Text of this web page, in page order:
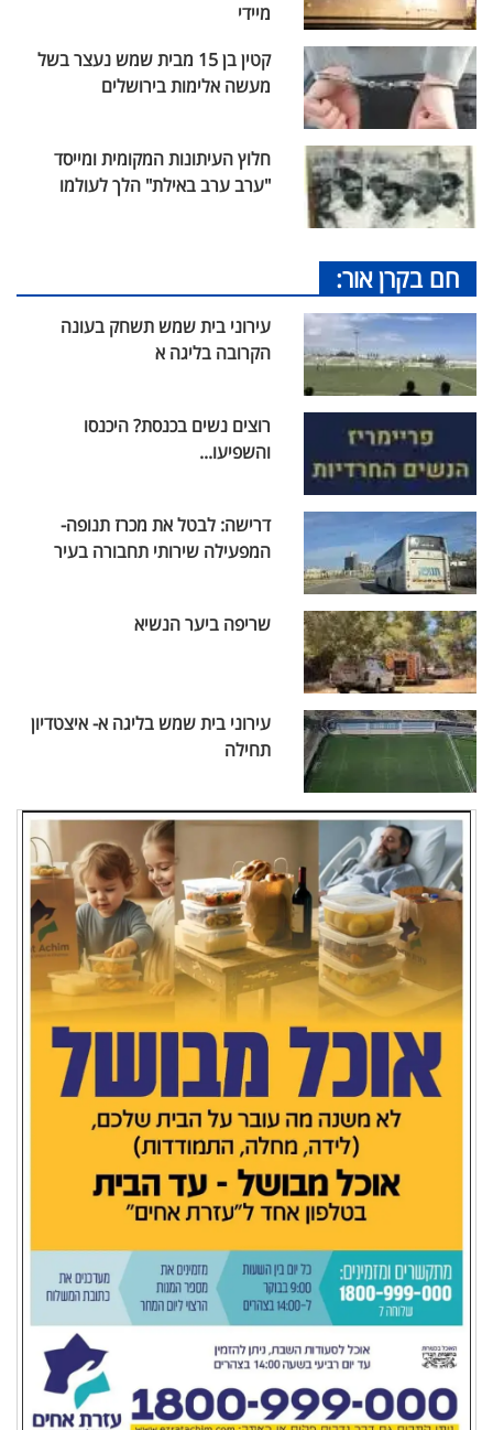
מיידי
קטין בן 15 מבית שמש נעצר בשל
מעשה אלימות בירושלים
חלוץ העיתונות המקומית ומייסד
"ערב ערב באילת" הלך לעולמו
חם בקרן אור:
עירוני בית שמש תשחק בעונה
הקרובה בליגה א
רוצים נשים בכנסת? היכנסו
והשפיעו...
דרישה: לבטל את מכרז תנופה-
המפעילה שירותי תחבורה בעיר
שריפה ביער הנשיא
עירוני בית שמש בליגה א- איצטדיון
תחילה